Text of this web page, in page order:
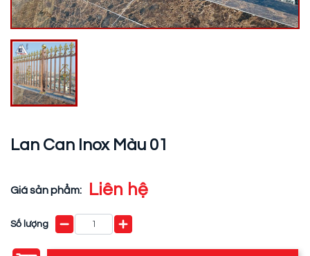
Lan Can Inox Màu 01
Giá sản phẩm: Liên hệ
Số lượng